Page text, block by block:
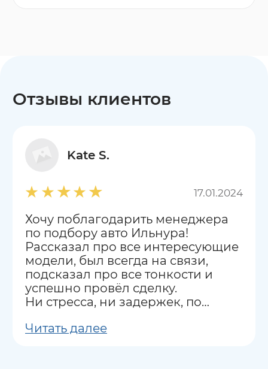
Отзывы клиентов
Kate S.
17.01.2024
Хочу поблагодарить менеджера
по подбору авто Ильнура!
Рассказал про все интересующие
модели, был всегда на связи,
подсказал про все тонкости и
успешно провёл сделку.
Ни стресса, ни задержек, по
аналогичными компаниями.
Читать далее